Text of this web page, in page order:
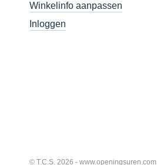
Winkelinfo aanpassen
Inloggen
© T.C.S. 2026 - www.openingsuren.com